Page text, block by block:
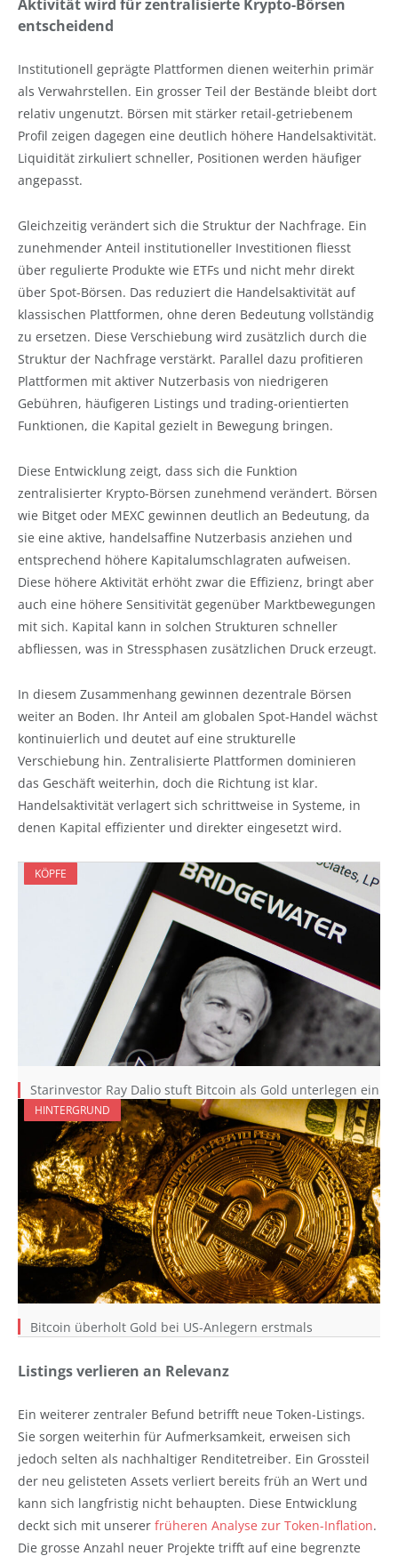
Aktivität wird für zentralisierte Krypto-Börsen
entscheidend
Institutionell geprägte Plattformen dienen weiterhin primär
als Verwahrstellen. Ein grosser Teil der Bestände bleibt dort
relativ ungenutzt. Börsen mit stärker retail-getriebenem
Profil zeigen dagegen eine deutlich höhere Handelsaktivität.
Liquidität zirkuliert schneller, Positionen werden häufiger
angepasst.
Gleichzeitig verändert sich die Struktur der Nachfrage. Ein
zunehmender Anteil institutioneller Investitionen fliesst
über regulierte Produkte wie ETFs und nicht mehr direkt
über Spot-Börsen. Das reduziert die Handelsaktivität auf
klassischen Plattformen, ohne deren Bedeutung vollständig
zu ersetzen. Diese Verschiebung wird zusätzlich durch die
Struktur der Nachfrage verstärkt. Parallel dazu profitieren
Plattformen mit aktiver Nutzerbasis von niedrigeren
Gebühren, häufigeren Listings und trading-orientierten
Funktionen, die Kapital gezielt in Bewegung bringen.
Diese Entwicklung zeigt, dass sich die Funktion
zentralisierter Krypto-Börsen zunehmend verändert. Börsen
wie Bitget oder MEXC gewinnen deutlich an Bedeutung, da
sie eine aktive, handelsaffine Nutzerbasis anziehen und
entsprechend höhere Kapitalumschlagraten aufweisen.
Diese höhere Aktivität erhöht zwar die Effizienz, bringt aber
auch eine höhere Sensitivität gegenüber Marktbewegungen
mit sich. Kapital kann in solchen Strukturen schneller
abfliessen, was in Stressphasen zusätzlichen Druck erzeugt.
In diesem Zusammenhang gewinnen dezentrale Börsen
weiter an Boden. Ihr Anteil am globalen Spot-Handel wächst
kontinuierlich und deutet auf eine strukturelle
Verschiebung hin. Zentralisierte Plattformen dominieren
das Geschäft weiterhin, doch die Richtung ist klar.
Handelsaktivität verlagert sich schrittweise in Systeme, in
denen Kapital effizienter und direkter eingesetzt wird.
KÖPFE
Starinvestor Ray Dalio stuft Bitcoin als Gold unterlegen ein
HINTERGRUND
Bitcoin überholt Gold bei US-Anlegern erstmals
Listings verlieren an Relevanz
Ein weiterer zentraler Befund betrifft neue Token-Listings.
Sie sorgen weiterhin für Aufmerksamkeit, erweisen sich
jedoch selten als nachhaltiger Renditetreiber. Ein Grossteil
der neu gelisteten Assets verliert bereits früh an Wert und
kann sich langfristig nicht behaupten. Diese Entwicklung
deckt sich mit unserer früheren Analyse zur Token-Inflation.
Die grosse Anzahl neuer Projekte trifft auf eine begrenzte